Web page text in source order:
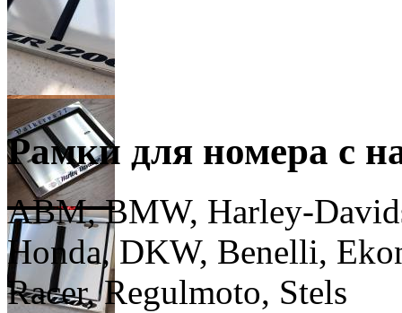
Рамки для номера с
ABM, BMW, Harley-
Honda, DKW, Benelli,
Racer, Regulmoto, Stels